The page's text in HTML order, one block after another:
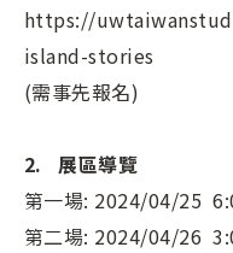
https://
island-stories
(需事先報名)
2. 展區導覽
第一場: 2024/04/25
第二場: 2024/04/26